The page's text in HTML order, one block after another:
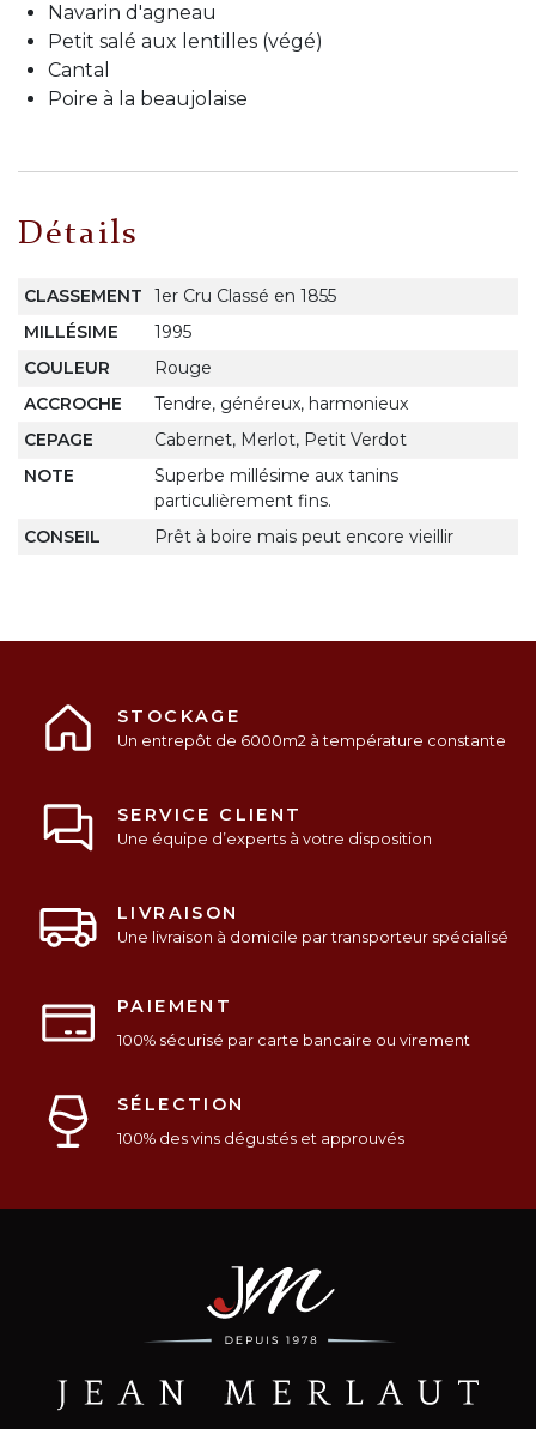
Navarin d'agneau
Petit salé aux lentilles (végé)
Cantal
Poire à la beaujolaise
Détails
CLASSEMENT
1er Cru Classé en 1855
MILLÉSIME
1995
COULEUR
Rouge
ACCROCHE
Tendre, généreux, harmonieux
CEPAGE
Cabernet, Merlot, Petit Verdot
NOTE
Superbe millésime aux tanins
particulièrement fins.
CONSEIL
Prêt à boire mais peut encore vieillir
STOCKAGE
Un entrepôt de 6000m2 à température constante
SERVICE CLIENT
Une équipe d’experts à votre disposition
LIVRAISON
Une livraison à domicile par transporteur spécialisé
PAIEMENT
100% sécurisé par carte bancaire ou virement
SÉLECTION
100% des vins dégustés et approuvés